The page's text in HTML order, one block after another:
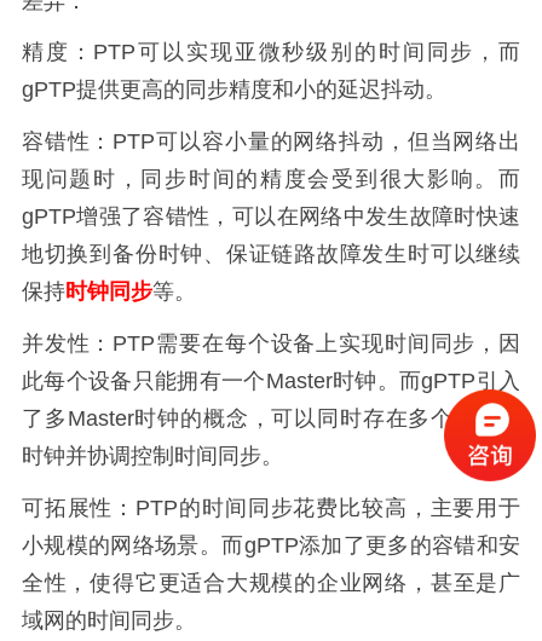
精度：PTP可以实现亚微秒级别的时间同步，而
gPTP提供更高的同步精度和小的延迟抖动。
容错性：PTP可以容小量的网络抖动，但当网络出
现问题时，同步时间的精度会受到很大影响。而
gPTP增强了容错性，可以在网络中发生故障时快速
地切换到备份时钟、保证链路故障发生时可以继续
保持时钟同步等。
并发性：PTP需要在每个设备上实现时间同步，因
此每个设备只能拥有一个Master时钟。而gPTP引入
了多Master时钟的概念，可以同时存在多个Master
时钟并协调控制时间同步。
可拓展性：PTP的时间同步花费比较高，主要用于
小规模的网络场景。而gPTP添加了更多的容错和安
全性，使得它更适合大规模的企业网络，甚至是广
域网的时间同步。